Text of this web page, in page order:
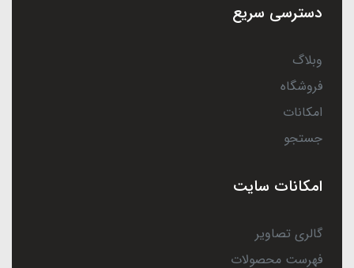
دسترسی سریع
وبلاگ
فروشگاه
امکانات
جستجو
امکانات سایت
گالری تصاویر
فهرست محصولات